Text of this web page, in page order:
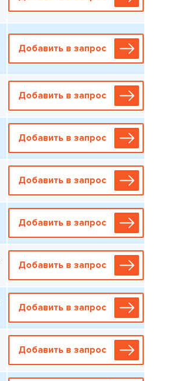
Добавить в запрос
Добавить в запрос
Добавить в запрос
Добавить в запрос
Добавить в запрос
Добавить в запрос
Добавить в запрос
Добавить в запрос